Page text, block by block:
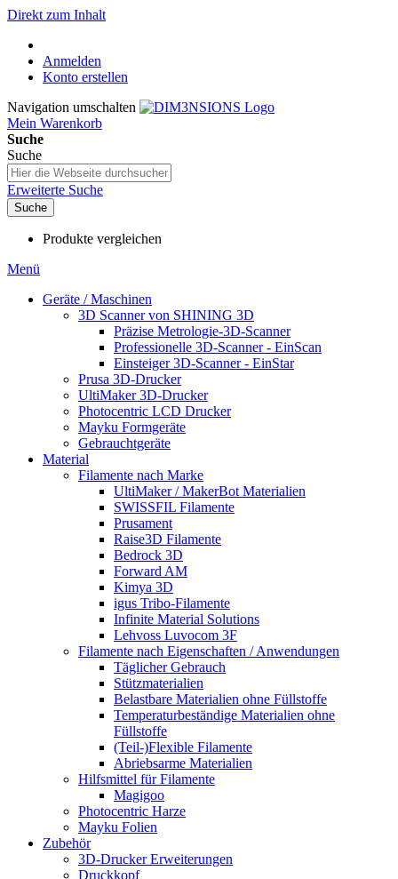
Direkt zum Inhalt
Anmelden
Konto erstellen
Navigation umschalten
Mein Warenkorb
Suche
Suche
Erweiterte Suche
Suche
Produkte vergleichen
Menü
Geräte / Maschinen
3D Scanner von SHINING 3D
Präzise Metrologie-3D-Scanner
Professionelle 3D-Scanner - EinScan
Einsteiger 3D-Scanner - EinStar
Prusa 3D-Drucker
UltiMaker 3D-Drucker
Photocentric LCD Drucker
Mayku Formgeräte
Gebrauchtgeräte
Material
Filamente nach Marke
UltiMaker / MakerBot Materialien
SWISSFIL Filamente
Prusament
Raise3D Filamente
Bedrock 3D
Forward AM
Kimya 3D
igus Tribo-Filamente
Infinite Material Solutions
Lehvoss Luvocom 3F
Filamente nach Eigenschaften / Anwendungen
Täglicher Gebrauch
Stützmaterialien
Belastbare Materialien ohne Füllstoffe
Temperaturbeständige Materialien ohne
Füllstoffe
(Teil-)Flexible Filamente
Abriebsarme Materialien
Hilfsmittel für Filamente
Magigoo
Photocentric Harze
Mayku Folien
Zubehör
3D-Drucker Erweiterungen
Druckkopf